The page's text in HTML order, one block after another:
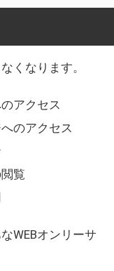
くなります。
アクセス
のアクセス
覧
WEBオンリーサ